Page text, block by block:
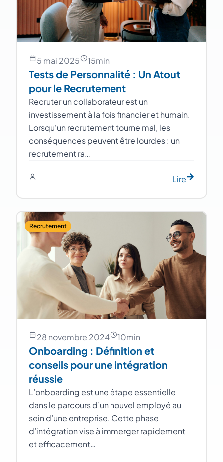
5 mai 2025 15min
Tests de Personnalité : Un Atout
pour le Recrutement
Recruter un collaborateur est un
investissement à la fois financier et humain.
Lorsqu'un recrutement tourne mal, les
conséquences peuvent être lourdes : un
recrutement ra…
Lire
Recrutement
28 novembre 2024 10min
Onboarding : Définition et
conseils pour une intégration
réussie
L’onboarding est une étape essentielle
dans le parcours d’un nouvel employé au
sein d’une entreprise. Cette phase
d’intégration vise à immerger rapidement
et efficacement…